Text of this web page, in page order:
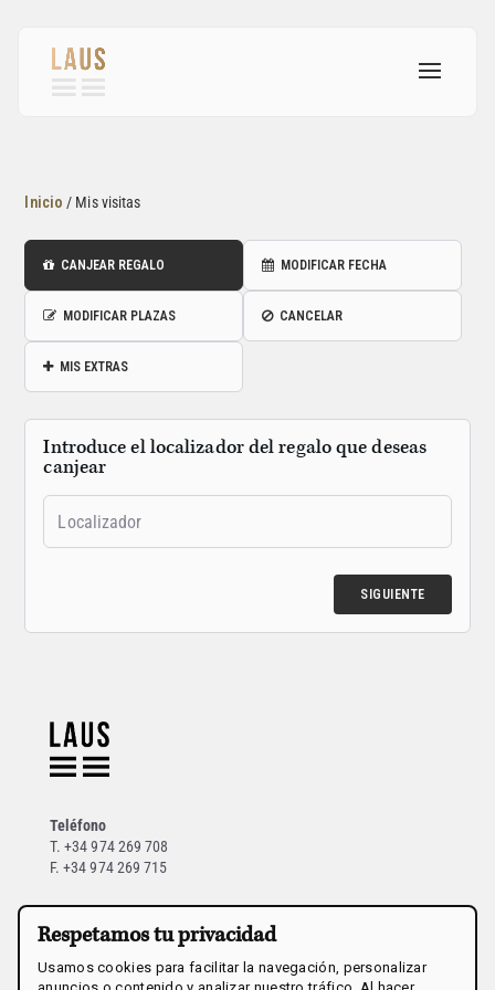
Inicio / Mis visitas
CANJEAR REGALO MODIFICAR FECHA
MODIFICAR PLAZAS CANCELAR
MIS EXTRAS
Introduce el localizador del regalo que deseas
canjear
Teléfono
T. +34 974 269 708
F. +34 974 269 715
Dirección
Bodega LAUS – D.O. Somontano
Carretera N240 Km 154,8
Respetamos tu privacidad
Usamos cookies para facilitar la navegación, personalizar